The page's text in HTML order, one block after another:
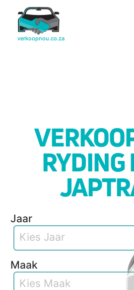
RYDING
Jaar
Kies Jaar
Maak
Kies Maak